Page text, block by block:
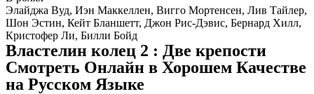
Элайджа Вуд, Иэн Маккеллен, Вигго Мортенсен, Лив Тайлер,
Шон Эстин, Кейт Бланшетт, Джон Рис-Дэвис, Бернард Хилл,
Кристофер Ли, Билли Бойд
Властелин колец 2 : Две крепости
Смотреть Онлайн в Хорошем Качестве
на Русском Языке